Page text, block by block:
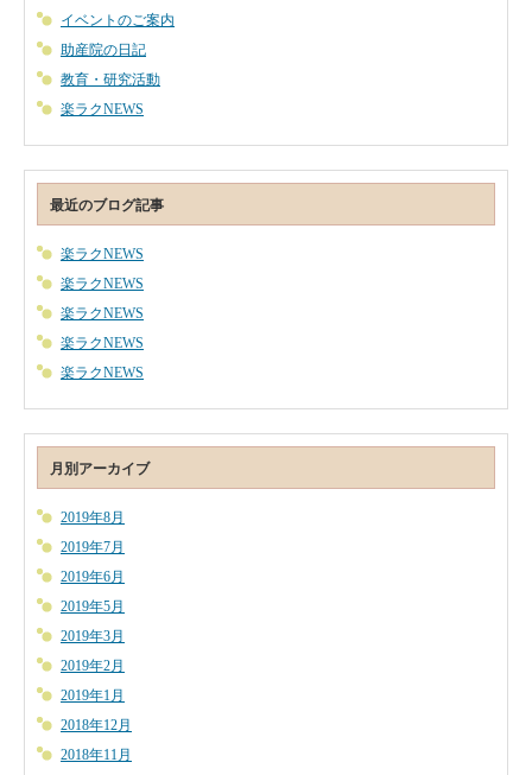
イベントのご案内
助産院の日記
教育・研究活動
楽ラクNEWS
最近のブログ記事
楽ラクNEWS
楽ラクNEWS
楽ラクNEWS
楽ラクNEWS
楽ラクNEWS
月別アーカイブ
2019年8月
2019年7月
2019年6月
2019年5月
2019年3月
2019年2月
2019年1月
2018年12月
2018年11月